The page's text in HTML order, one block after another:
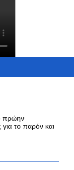
πρώην
το παρόν και